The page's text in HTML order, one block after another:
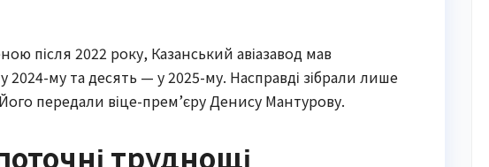
після 2022 року, Казанський авіазавод мав
2024-му та десять — у 2025-му. Насправді зібрали лише
передали віце-прем’єру Денису Мантурову.
труднощі